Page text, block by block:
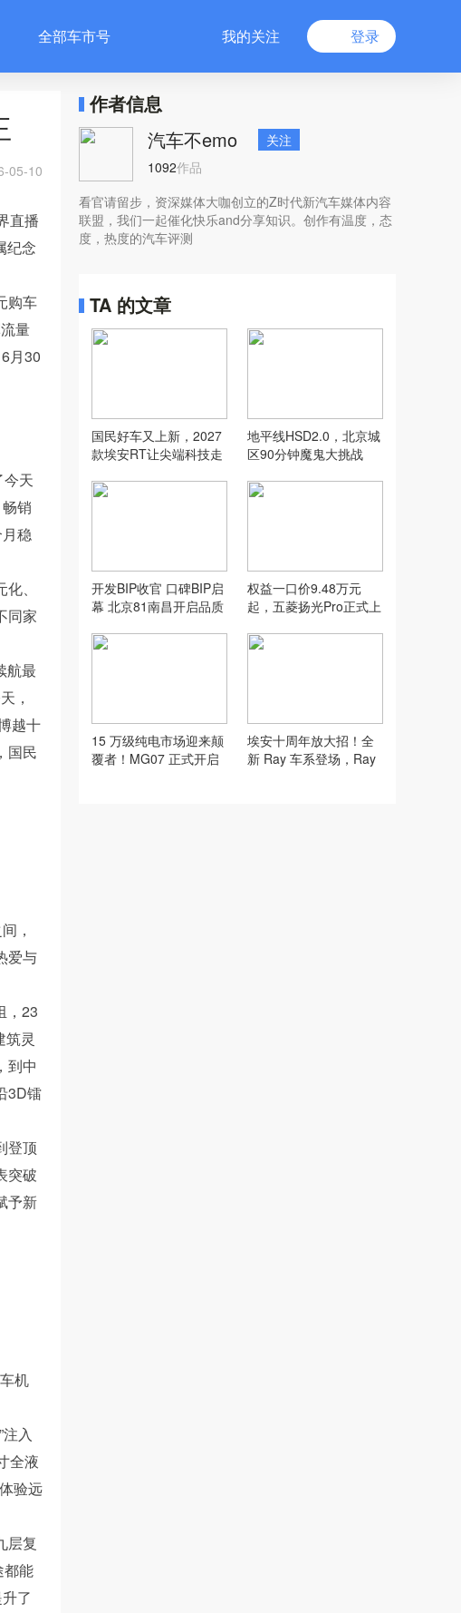
全部车市号 我的关注 登录
05-10
直播
纪念
购车
量
月30
天
销
稳
、
同家
航最
，
越十
国民
，
爱与
，23
灵
到中
3D镭
登顶
突破
予新
机
入
全液
验远
层复
都能
了
作者信息
汽车不emo
关注
1092作品
看官请留步，资深媒体大咖创立的Z时代新汽车媒体内容
联盟，我们一起催化快乐and分享知识。创作有温度，态
度，热度的汽车评测
TA 的文章
国民好车又上新，2027
款埃安RT让尖端科技走
地平线HSD2.0，北京城
区90分钟魔鬼大挑战
开发BIP收官 口碑BIP启
幕 北京81南昌开启品质
权益一口价9.48万元
起，五菱扬光Pro正式上
15 万级纯电市场迎来颠
覆者！MG07 正式开启
埃安十周年放大招！全
新 Ray 车系登场，Ray